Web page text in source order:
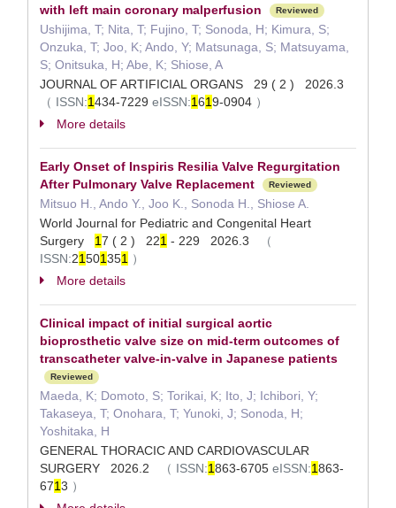
with left main coronary malperfusion
Reviewed
Ushijima, T; Nita, T; Fujino, T; Sonoda, H; Kimura, S;
Onzuka, T; Joo, K; Ando, Y; Matsunaga, S; Matsuyama,
S; Onitsuka, H; Abe, K; Shiose, A
JOURNAL OF ARTIFICIAL ORGANS 29 ( 2 ) 2026.3
（ ISSN:1434-7229 eISSN:1619-0904 ）
More details
Early Onset of Inspiris Resilia Valve Regurgitation
After Pulmonary Valve Replacement
Reviewed
Mitsuo H., Ando Y., Joo K., Sonoda H., Shiose A.
World Journal for Pediatric and Congenital Heart
Surgery 17 ( 2 ) 221 - 229 2026.3
（
ISSN:21501351 ）
More details
Clinical impact of initial surgical aortic
bioprosthetic valve size on mid-term outcomes of
transcatheter valve-in-valve in Japanese patients
Reviewed
Maeda, K; Domoto, S; Torikai, K; Ito, J; Ichibori, Y;
Takaseya, T; Onohara, T; Yunoki, J; Sonoda, H;
Yoshitaka, H
GENERAL THORACIC AND CARDIOVASCULAR
SURGERY 2026.2
（ ISSN:1863-6705 eISSN:1863-
6713 ）